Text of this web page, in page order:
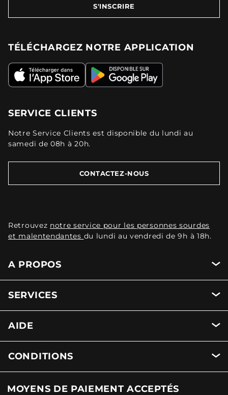
S'INSCRIRE
TÉLÉCHARGEZ NOTRE APPLICATION
SERVICE CLIENTS
Notre Service Clients est disponible du lundi au
samedi de 08h à 20h.
CONTACTEZ-NOUS
Retrouvez notre service pour les personnes sourdes
et malentendantes du lundi au vendredi de 9h à 18h.
A PROPOS
SERVICES
AIDE
CONDITIONS
MOYENS DE PAIEMENT ACCEPTÉS